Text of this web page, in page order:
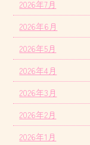
2026年7月
2026年6月
2026年5月
2026年4月
2026年3月
2026年2月
2026年1月